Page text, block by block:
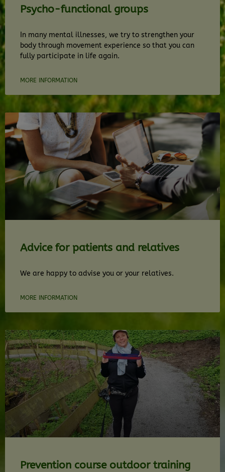
Psycho-functional groups
In many mental illnesses, we try to strengthen your
body through movement experience so that you can
fully participate in life again.
MORE INFORMATION
Advice for patients and relatives
We are happy to advise you or your relatives.
MORE INFORMATION
Prevention course outdoor training